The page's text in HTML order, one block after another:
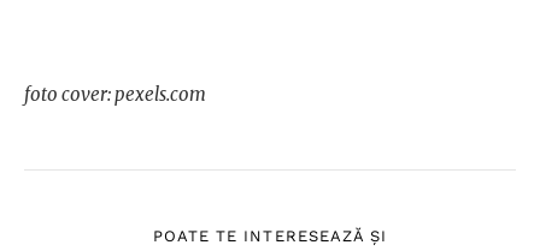
foto cover: pexels.com
POATE TE INTERESEAZĂ ȘI